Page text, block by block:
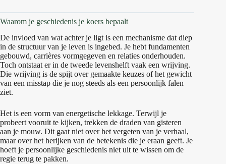
Waarom je geschiedenis je koers bepaalt
De invloed van wat achter je ligt is een mechanisme dat diep
in de structuur van je leven is ingebed. Je hebt fundamenten
gebouwd, carrières vormgegeven en relaties onderhouden.
Toch ontstaat er in de tweede levenshelft vaak een wrijving.
Die wrijving is de spijt over gemaakte keuzes of het gewicht
van een misstap die je nog steeds als een persoonlijk falen
ziet.
Het is een vorm van energetische lekkage. Terwijl je
probeert vooruit te kijken, trekken de draden van gisteren
aan je mouw. Dit gaat niet over het vergeten van je verhaal,
maar over het herijken van de betekenis die je eraan geeft. Je
hoeft je persoonlijke geschiedenis niet uit te wissen om de
regie terug te pakken.